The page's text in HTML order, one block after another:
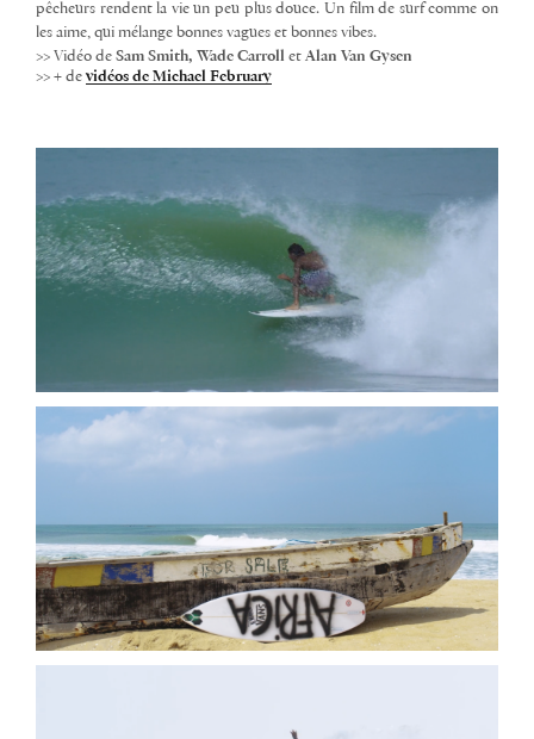
pêcheurs rendent la vie un peu plus douce. Un film de surf comme on
les aime, qui mélange bonnes vagues et bonnes vibes.
>> Vidéo de Sam Smith, Wade Carroll et Alan Van Gysen
>> + de vidéos de Michael February